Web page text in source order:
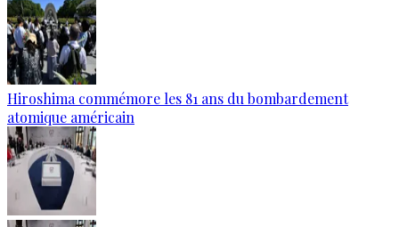
Hiroshima commémore les 81 ans du bombardement
atomique américain